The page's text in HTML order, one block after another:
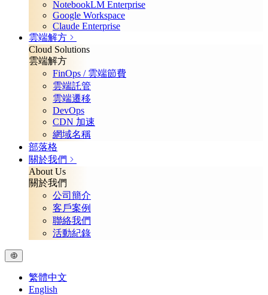
NotebookLM Enterprise
Google Workspace
Claude Enterprise
雲端解方
Cloud Solutions
雲端解方
FinOps / 雲端節費
雲端託管
雲端遷移
DevOps
CDN 加速
網域名稱
部落格
關於我們
About Us
關於我們
公司簡介
客戶案例
聯絡我們
活動紀錄
繁體中文
English